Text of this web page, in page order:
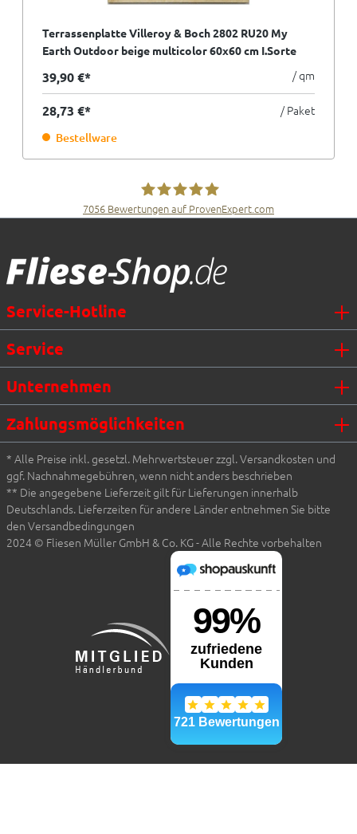
Terrassenplatte Villeroy & Boch 2802 RU20 My
Earth Outdoor beige multicolor 60x60 cm I.Sorte
39,90 €* / qm
28,73 €* / Paket
Bestellware
7056 Bewertungen auf ProvenExpert.com
Service-Hotline
Service
Unternehmen
Zahlungsmöglichkeiten
* Alle Preise inkl. gesetzl. Mehrwertsteuer zzgl. Versandkosten und
ggf. Nachnahmegebühren, wenn nicht anders beschrieben
** Die angegebene Lieferzeit gilt für Lieferungen innerhalb
Deutschlands. Lieferzeiten für andere Länder entnehmen Sie bitte
den Versandbedingungen
2024 © Fliesen Müller GmbH & Co. KG - Alle Rechte vorbehalten